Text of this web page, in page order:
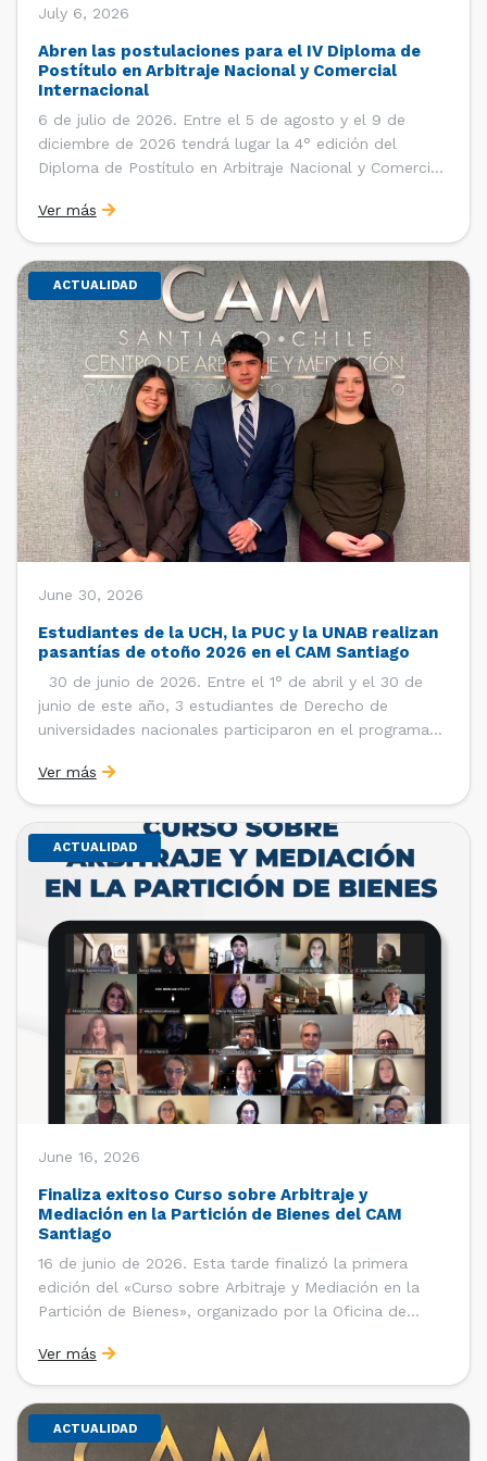
July 6, 2026
Abren las postulaciones para el IV Diploma de
Postítulo en Arbitraje Nacional y Comercial
Internacional
6 de julio de 2026. Entre el 5 de agosto y el 9 de
diciembre de 2026 tendrá lugar la 4° edición del
Diploma de Postítulo en Arbitraje Nacional y Comercial
Derecho Internacional de la Facultad de Derecho de la
Universidad de Chile y […]
Ver más
ACTUALIDAD
June 30, 2026
Estudiantes de la UCH, la PUC y la UNAB realizan
pasantías de otoño 2026 en el CAM Santiago
30 de junio de 2026. Entre el 1° de abril y el 30 de
junio de este año, 3 estudiantes de Derecho de
universidades nacionales participaron en el programa
de la Cámara de Comercio de Santiago (CCS). Así, se
realizaron […]
Ver más
ACTUALIDAD
June 16, 2026
Finaliza exitoso Curso sobre Arbitraje y
Mediación en la Partición de Bienes del CAM
Santiago
16 de junio de 2026. Esta tarde finalizó la primera
edición del «Curso sobre Arbitraje y Mediación en la
Partición de Bienes», organizado por la Oficina de
Arbitraje y Mediación (CAM) de la Cámara de Comercio
de Santiago (CCS). El curso contó con […]
Ver más
ACTUALIDAD